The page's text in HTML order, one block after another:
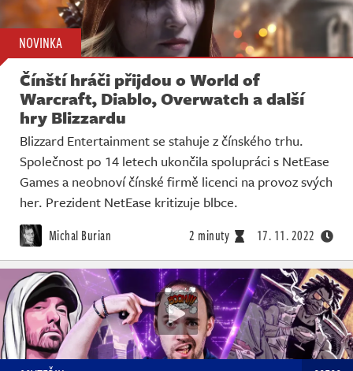
NOVINKA
Čínští hráči přijdou o World of
Warcraft, Diablo, Overwatch a další
hry Blizzardu
Blizzard Entertainment se stahuje z čínského trhu.
Společnost po 14 letech ukončila spolupráci s NetEase
Games a neobnoví čínské firmě licenci na provoz svých
her. Prezident NetEase kritizuje blbce.
Michal Burian 2 minuty 17. 11. 2022